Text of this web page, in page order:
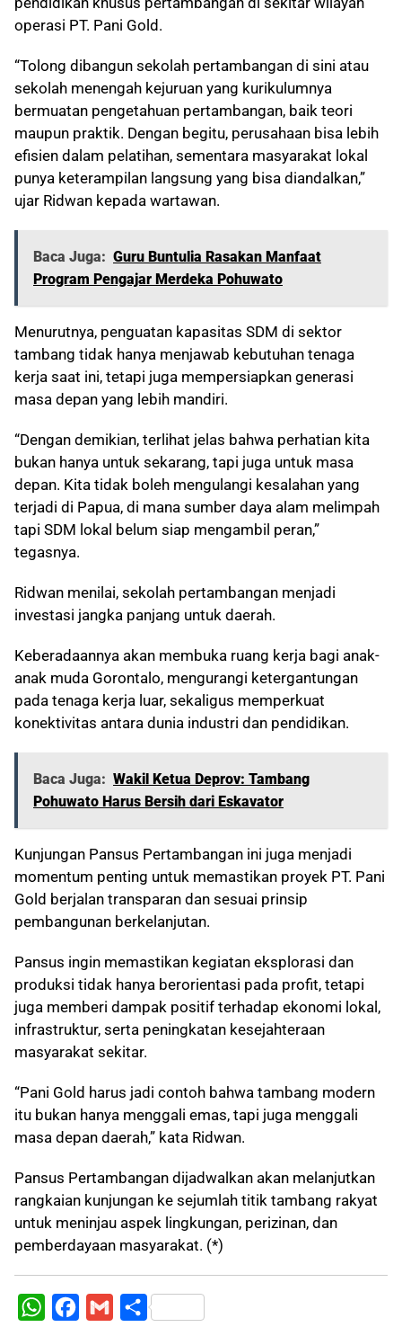
operasi PT. Pani Gold.
“Tolong dibangun sekolah pertambangan di sini atau
sekolah menengah kejuruan yang kurikulumnya
bermuatan pengetahuan pertambangan, baik teori
maupun praktik. Dengan begitu, perusahaan bisa lebih
efisien dalam pelatihan, sementara masyarakat lokal
punya keterampilan langsung yang bisa diandalkan,”
ujar Ridwan kepada wartawan.
Baca Juga: Guru Buntulia Rasakan Manfaat
Program Pengajar Merdeka Pohuwato
Menurutnya, penguatan kapasitas SDM di sektor
tambang tidak hanya menjawab kebutuhan tenaga
kerja saat ini, tetapi juga mempersiapkan generasi
masa depan yang lebih mandiri.
“Dengan demikian, terlihat jelas bahwa perhatian kita
bukan hanya untuk sekarang, tapi juga untuk masa
depan. Kita tidak boleh mengulangi kesalahan yang
terjadi di Papua, di mana sumber daya alam melimpah
tapi SDM lokal belum siap mengambil peran,”
tegasnya.
Ridwan menilai, sekolah pertambangan menjadi
investasi jangka panjang untuk daerah.
Keberadaannya akan membuka ruang kerja bagi anak-
anak muda Gorontalo, mengurangi ketergantungan
pada tenaga kerja luar, sekaligus memperkuat
konektivitas antara dunia industri dan pendidikan.
Baca Juga: Wakil Ketua Deprov: Tambang
Pohuwato Harus Bersih dari Eskavator
Kunjungan Pansus Pertambangan ini juga menjadi
momentum penting untuk memastikan proyek PT. Pani
Gold berjalan transparan dan sesuai prinsip
pembangunan berkelanjutan.
Pansus ingin memastikan kegiatan eksplorasi dan
produksi tidak hanya berorientasi pada profit, tetapi
juga memberi dampak positif terhadap ekonomi lokal,
infrastruktur, serta peningkatan kesejahteraan
masyarakat sekitar.
“Pani Gold harus jadi contoh bahwa tambang modern
itu bukan hanya menggali emas, tapi juga menggali
masa depan daerah,” kata Ridwan.
Pansus Pertambangan dijadwalkan akan melanjutkan
rangkaian kunjungan ke sejumlah titik tambang rakyat
untuk meninjau aspek lingkungan, perizinan, dan
pemberdayaan masyarakat. (*)
W
S